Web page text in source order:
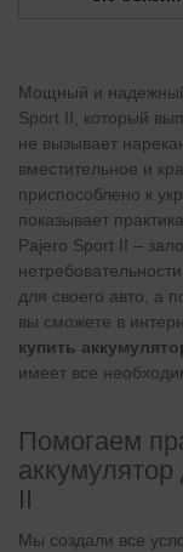
Мощный и надежный
Sport II, который
не вызывает
вместительное и
приспособлено к
показывает
Pajero Sport II –
для своего авто, а
вы сможете в
купить
имеет все
Помогаем
II
Мы создали все